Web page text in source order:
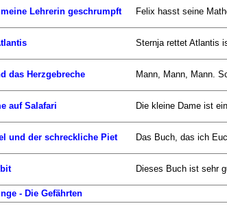
Lehrerin geschrumpft Felix hasst seine
Sternja rettet Atlantis
das Herzgebreche Mann, Mann, Mann.
auf Salafari Die kleine Dame ist
und der schreckliche Piet Das Buch, das ich
Dieses Buch ist sehr
- Die Gefährten